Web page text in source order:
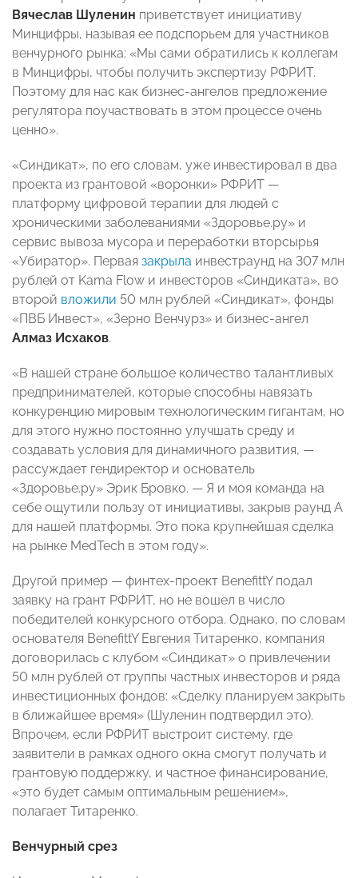
Вячеслав Шуленин приветствует инициативу
Минцифры, называя ее подспорьем для участников
венчурного рынка: «Мы сами обратились к коллегам
в Минцифры, чтобы получить экспертизу РФРИТ.
Поэтому для нас как бизнес-ангелов предложение
регулятора поучаствовать в этом процессе очень
ценно».
«Синдикат», по его словам, уже инвестировал в два
проекта из грантовой «воронки» РФРИТ —
платформу цифровой терапии для людей с
хроническими заболеваниями «Здоровье.ру» и
сервис вывоза мусора и переработки вторсырья
«Убиратор». Первая закрыла инвестраунд на 307 млн
рублей от Kama Flow и инвесторов «Синдиката», во
второй вложили 50 млн рублей «Синдикат», фонды
«ПВБ Инвест», «Зерно Венчурз» и бизнес-ангел
Алмаз Исхаков.
«В нашей стране большое количество талантливых
предпринимателей, которые способны навязать
конкуренцию мировым технологическим гигантам, но
для этого нужно постоянно улучшать среду и
создавать условия для динамичного развития, —
рассуждает гендиректор и основатель
«Здоровье.ру» Эрик Бровко. — Я и моя команда на
себе ощутили пользу от инициативы, закрыв раунд А
для нашей платформы. Это пока крупнейшая сделка
на рынке MedTech в этом году».
Другой пример — финтех-проект BenefittY подал
заявку на грант РФРИТ, но не вошел в число
победителей конкурсного отбора. Однако, по словам
основателя BenefittY Евгения Титаренко, компания
договорилась с клубом «Синдикат» о привлечении
50 млн рублей от группы частных инвесторов и ряда
инвестиционных фондов: «Сделку планируем закрыть
в ближайшее время» (Шуленин подтвердил это).
Впрочем, если РФРИТ выстроит систему, где
заявители в рамках одного окна смогут получать и
грантовую поддержку, и частное финансирование,
«это будет самым оптимальным решением»,
полагает Титаренко.
Венчурный срез